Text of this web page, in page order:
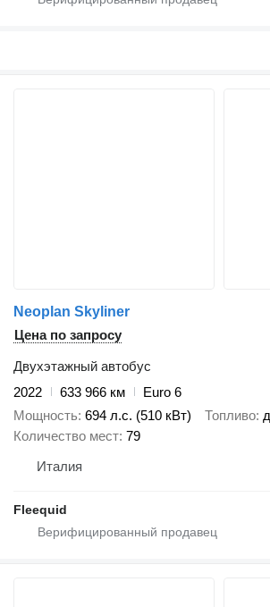
Neoplan Skyliner
Цена по запросу
Двухэтажный автобус
2022
633 966 км
Euro 6
Мощность 694 л.с. (510 кВт) Топливо
Количество мест 79
Италия
Fleequid